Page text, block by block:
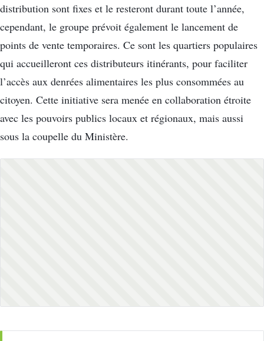
distribution sont fixes et le resteront durant toute l’année,
cependant, le groupe prévoit également le lancement de
points de vente temporaires. Ce sont les quartiers populaires
qui accueilleront ces distributeurs itinérants, pour faciliter
l’accès aux denrées alimentaires les plus consommées au
citoyen. Cette initiative sera menée en collaboration étroite
avec les pouvoirs publics locaux et régionaux, mais aussi
sous la coupelle du Ministère.